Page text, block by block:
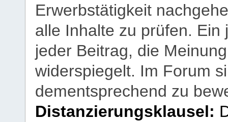
Erwerbstätigkeit
alle Inhalte zu prüfen.
jeder Beitrag, die
widerspiegelt. Im Forum
dementsprechend zu
Distanzierungsklausel: